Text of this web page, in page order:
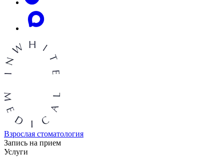
Взрослая стоматология
Запись на прием
Услуги